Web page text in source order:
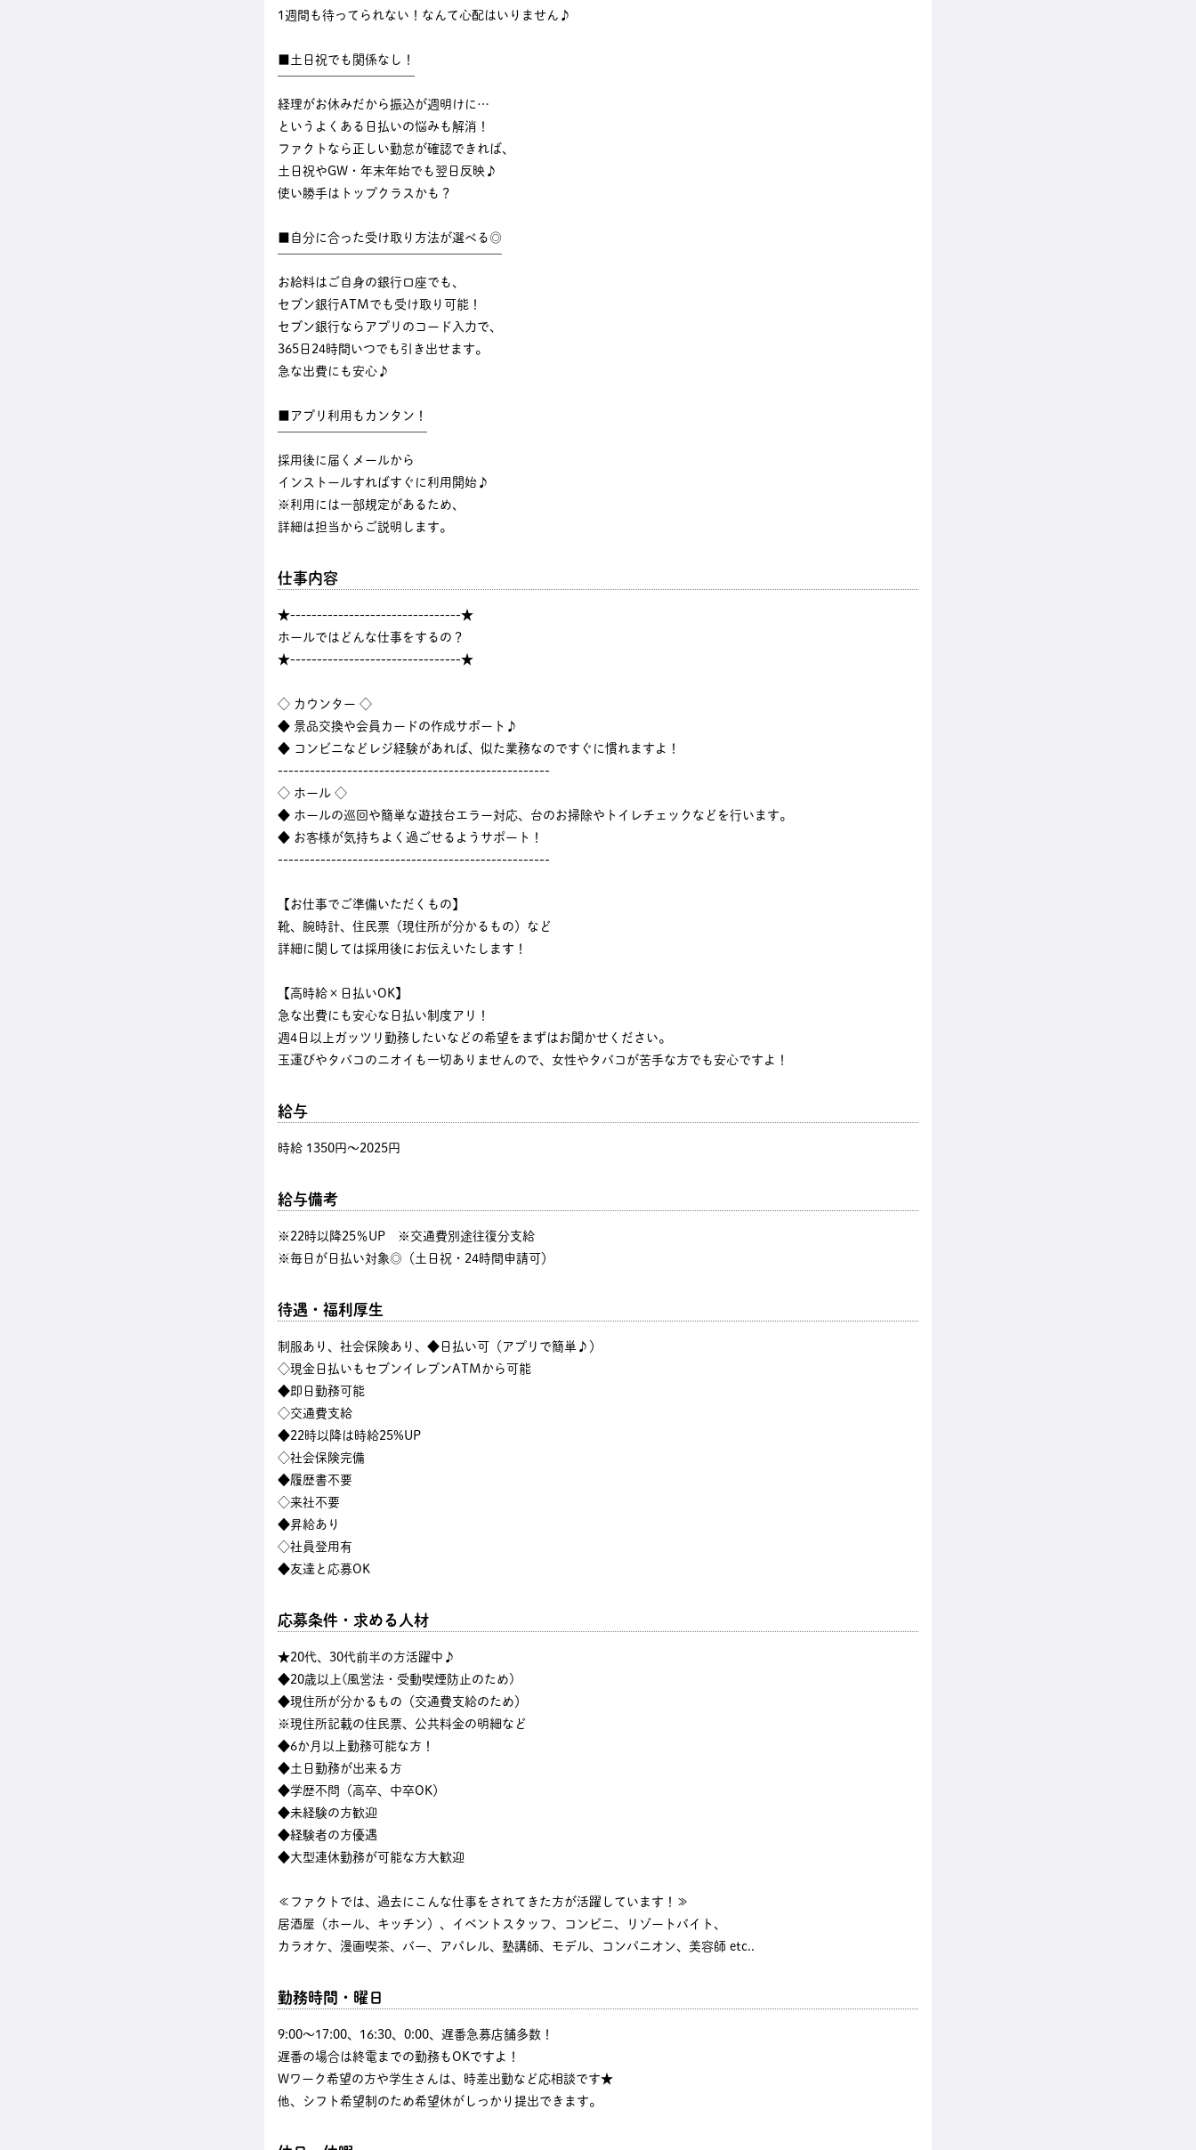
1週間も待ってられない！なんて心配はいりません♪
■土日祝でも関係なし！
経理がお休みだから振込が週明けに…
というよくある日払いの悩みも解消！
ファクトなら正しい勤怠が確認できれば、
土日祝やGW・年末年始でも翌日反映♪
使い勝手はトップクラスかも？
■自分に合った受け取り方法が選べる◎
お給料はご自身の銀行口座でも、
セブン銀行ATMでも受け取り可能！
セブン銀行ならアプリのコード入力で、
365日24時間いつでも引き出せます。
急な出費にも安心♪
■アプリ利用もカンタン！
採用後に届くメールから
インストールすればすぐに利用開始♪
※利用には一部規定があるため、
詳細は担当からご説明します。
仕事内容
★--------------------------------★
ホールではどんな仕事をするの？
★--------------------------------★
◇ カウンター ◇
◆ 景品交換や会員カードの作成サポート♪
◆ コンビニなどレジ経験があれば、似た業務なのですぐに慣れますよ！
---------------------------------------------------
◇ ホール ◇
◆ ホールの巡回や簡単な遊技台エラー対応、台のお掃除やトイレチェックなどを行います。
◆ お客様が気持ちよく過ごせるようサポート！
---------------------------------------------------
【お仕事でご準備いただくもの】
靴、腕時計、住民票（現住所が分かるもの）など
詳細に関しては採用後にお伝えいたします！
【高時給×日払いOK】
急な出費にも安心な日払い制度アリ！
週4日以上ガッツリ勤務したいなどの希望をまずはお聞かせください。
玉運びやタバコのニオイも一切ありませんので、女性やタバコが苦手な方でも安心ですよ！
給与
時給 1350円〜2025円
給与備考
※22時以降25％UP ※交通費別途往復分支給
※毎日が日払い対象◎（土日祝・24時間申請可）
待遇・福利厚生
制服あり、社会保険あり、◆日払い可（アプリで簡単♪）
◇現金日払いもセブンイレブンATMから可能
◆即日勤務可能
◇交通費支給
◆22時以降は時給25%UP
◇社会保険完備
◆履歴書不要
◇来社不要
◆昇給あり
◇社員登用有
◆友達と応募OK
応募条件・求める人材
★20代、30代前半の方活躍中♪
◆20歳以上(風営法・受動喫煙防止のため)
◆現住所が分かるもの（交通費支給のため）
※現住所記載の住民票、公共料金の明細など
◆6か月以上勤務可能な方！
◆土日勤務が出来る方
◆学歴不問（高卒、中卒OK）
◆未経験の方歓迎
◆経験者の方優遇
◆大型連休勤務が可能な方大歓迎
≪ファクトでは、過去にこんな仕事をされてきた方が活躍しています！≫
居酒屋（ホール、キッチン）、イベントスタッフ、コンビニ、リゾートバイト、
カラオケ、漫画喫茶、バー、アパレル、塾講師、モデル、コンパニオン、美容師 etc..
勤務時間・曜日
9:00〜17:00、16:30、0:00、遅番急募店舗多数！
遅番の場合は終電までの勤務もOKですよ！
Wワーク希望の方や学生さんは、時差出勤など応相談です★
他、シフト希望制のため希望休がしっかり提出できます。